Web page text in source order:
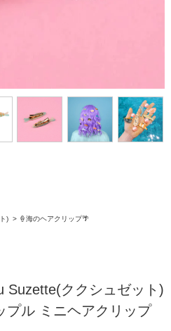
) > 🍦海のヘアクリップ🌴
ククシュゼット)
プル ミニヘアクリップ